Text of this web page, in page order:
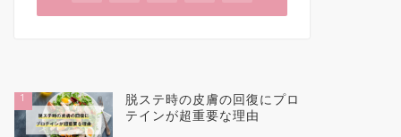
1
脱ステ時の皮膚の回復にプロ
テインが超重要な理由